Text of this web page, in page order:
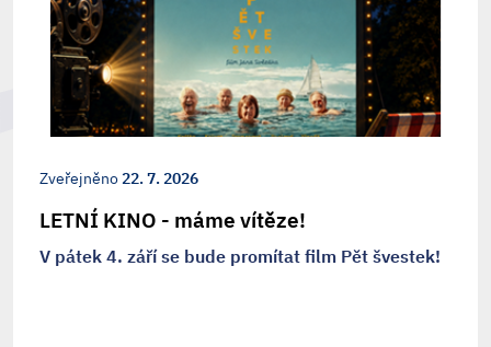
Zveřejněno22. 7. 2026
LETNÍ KINO - máme vítěze!
V pátek 4. září se bude promítat film Pět švestek!